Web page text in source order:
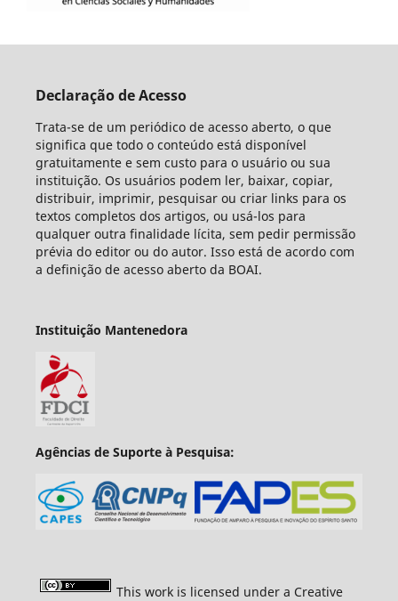
Declaração de Acesso
Trata-se de um periódico de acesso aberto, o que
significa que todo o conteúdo está disponível
gratuitamente e sem custo para o usuário ou sua
instituição. Os usuários podem ler, baixar, copiar,
distribuir, imprimir, pesquisar ou criar links para os
textos completos dos artigos, ou usá-los para
qualquer outra finalidade lícita, sem pedir permissão
prévia do editor ou do autor. Isso está de acordo com
a definição de acesso aberto da BOAI.
Instituição Mantenedora
Agências de Suporte à Pesquisa:
This work is licensed under a Creative